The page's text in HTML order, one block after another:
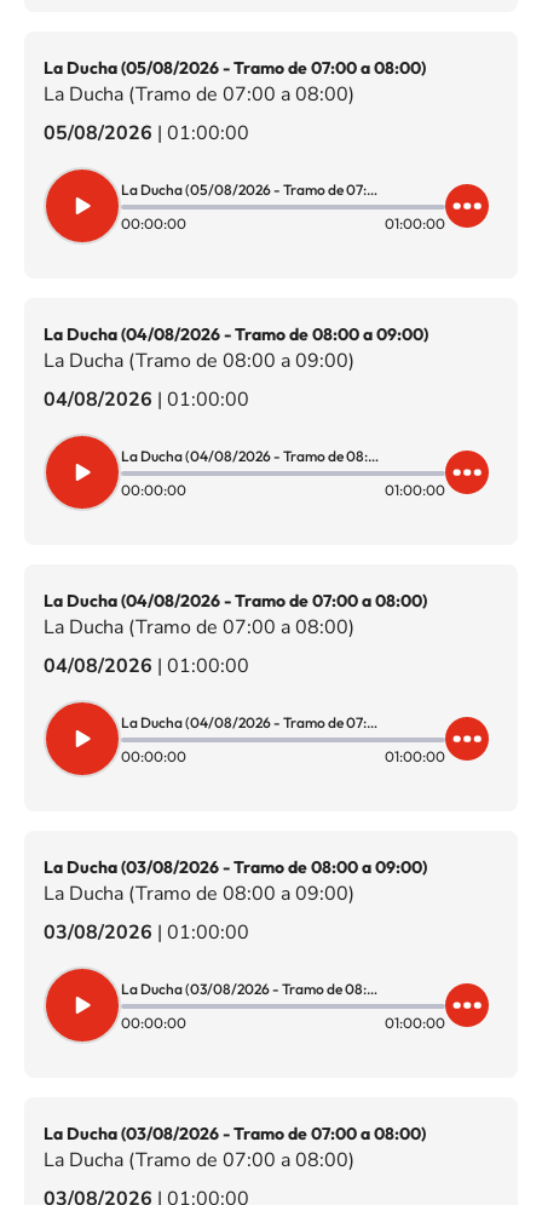
La Ducha (05/08/2026 - Tramo de 07:00 a 08:00)
La Ducha (Tramo de 07:00 a 08:00)
05/08/2026 | 01:00:00
La Ducha (05/08/2026 - Tramo de 07:00 a 08:00)
00:00:00
01:00:00
La Ducha (04/08/2026 - Tramo de 08:00 a 09:00)
La Ducha (Tramo de 08:00 a 09:00)
04/08/2026 | 01:00:00
La Ducha (04/08/2026 - Tramo de 08:00 a 09:00)
00:00:00
01:00:00
La Ducha (04/08/2026 - Tramo de 07:00 a 08:00)
La Ducha (Tramo de 07:00 a 08:00)
04/08/2026 | 01:00:00
La Ducha (04/08/2026 - Tramo de 07:00 a 08:00)
00:00:00
01:00:00
La Ducha (03/08/2026 - Tramo de 08:00 a 09:00)
La Ducha (Tramo de 08:00 a 09:00)
03/08/2026 | 01:00:00
La Ducha (03/08/2026 - Tramo de 08:00 a 09:00)
00:00:00
01:00:00
La Ducha (03/08/2026 - Tramo de 07:00 a 08:00)
La Ducha (Tramo de 07:00 a 08:00)
03/08/2026 | 01:00:00